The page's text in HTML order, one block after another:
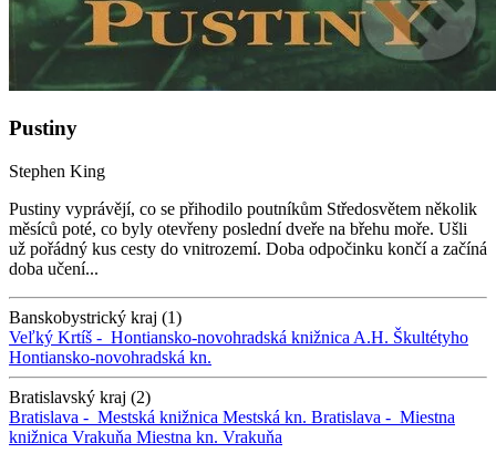
Pustiny
Stephen King
Pustiny vyprávějí, co se přihodilo poutníkům Středosvětem několik
měsíců poté, co byly otevřeny poslední dveře na břehu moře. Ušli
už pořádný kus cesty do vnitrozemí. Doba odpočinku končí a začíná
doba učení...
Banskobystrický kraj (1)
Veľký Krtíš - Hontiansko-novohradská knižnica A.H. Škultétyho
Hontiansko-novohradská kn.
Bratislavský kraj (2)
Bratislava - Mestská knižnica Mestská kn. Bratislava - Miestna
knižnica Vrakuňa Miestna kn. Vrakuňa